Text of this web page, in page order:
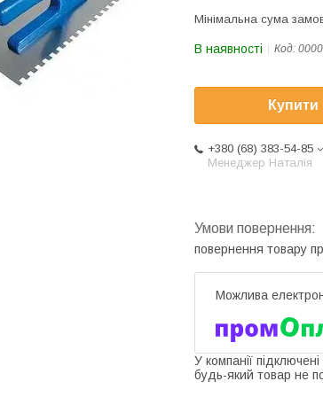
Мінімальна сума
В наявності Код:
Купити
+380 (68) 383-54-85
Менеджер Наталія
повернення товару
У компанії
будь-який товар не